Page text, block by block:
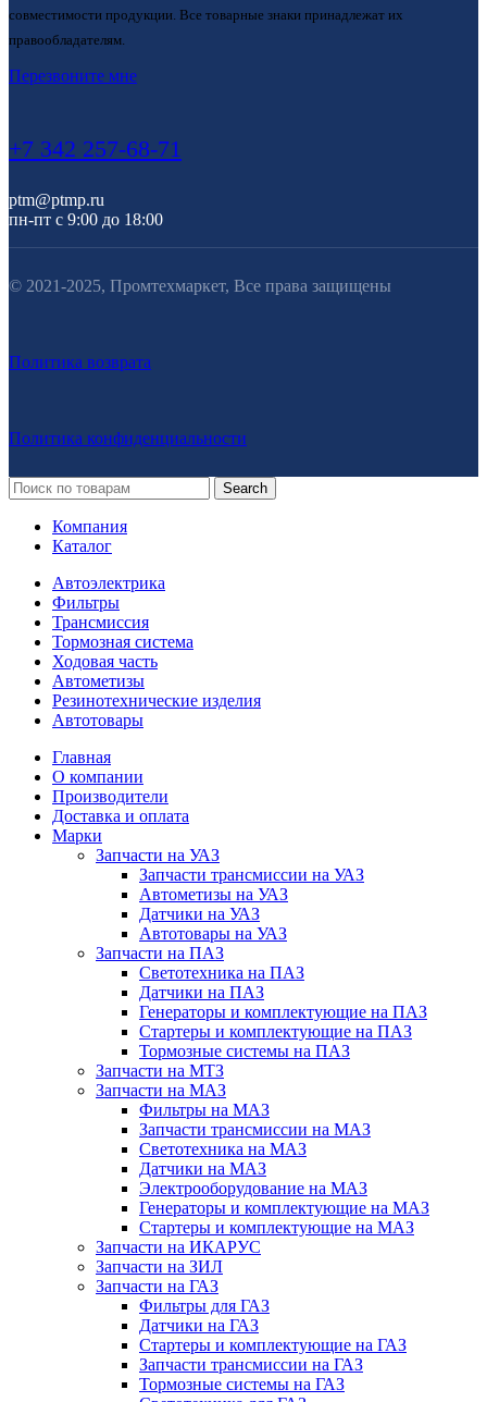
совместимости продукции. Все товарные знаки принадлежат их
правообладателям.
Перезвоните мне
+7 342 257-68-71
ptm@ptmp.ru
пн-пт с 9:00 до 18:00
© 2021-2025, Промтехмаркет, Все права защищены
Политика возврата
Политика конфиденциальности
Search
Компания
Каталог
Автоэлектрика
Фильтры
Трансмиссия
Тормозная система
Ходовая часть
Автометизы
Резинотехнические изделия
Автотовары
Главная
О компании
Производители
Доставка и оплата
Марки
Запчасти на УАЗ
Запчасти трансмиссии на УАЗ
Автометизы на УАЗ
Датчики на УАЗ
Автотовары на УАЗ
Запчасти на ПАЗ
Светотехника на ПАЗ
Датчики на ПАЗ
Генераторы и комплектующие на ПАЗ
Стартеры и комплектующие на ПАЗ
Тормозные системы на ПАЗ
Запчасти на МТЗ
Запчасти на МАЗ
Фильтры на МАЗ
Запчасти трансмиссии на МАЗ
Светотехника на МАЗ
Датчики на МАЗ
Электрооборудование на МАЗ
Генераторы и комплектующие на МАЗ
Стартеры и комплектующие на МАЗ
Запчасти на ИКАРУС
Запчасти на ЗИЛ
Запчасти на ГАЗ
Фильтры для ГАЗ
Датчики на ГАЗ
Стартеры и комплектующие на ГАЗ
Запчасти трансмиссии на ГАЗ
Тормозные системы на ГАЗ